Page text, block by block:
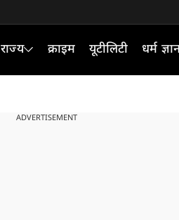
राज्य क्राइम यूटीलिटी धर्म
ADVERTISEMENT